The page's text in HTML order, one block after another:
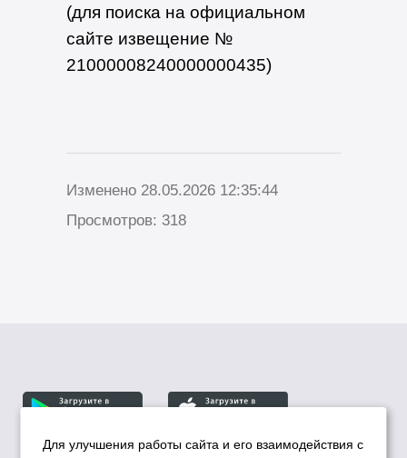
(для поиска на официальном
сайте извещение №
21000008240000000435)
Изменено 28.05.2026 12:35:44
Просмотров: 318
Для улучшения работы сайта и его взаимодействия с